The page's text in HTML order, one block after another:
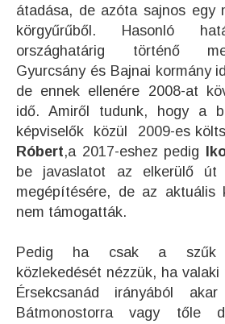
átadása, de azóta sajnos egy
körgyűrűből. Hasonló
országhatárig történő
Gyurcsány és Bajnai kormány
de ennek ellenére 2008-at
idő. Amiről tudunk, hogy a
képviselők közül 2009-es
Róbert,a 2017-eshez pedig
be javaslatot az elkerülő út
megépítésére, de az aktuális
nem támogatták.
Pedig ha csak a szűk
közlekedését nézzük, ha
Érsekcsanád irányából
Bátmonostorra vagy tőle